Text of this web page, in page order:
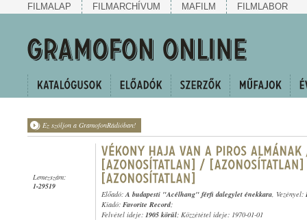
FILMALAP FILMARCHÍVUM MAFILM FILMLABOR
Ez szóljon a GramofonRádióban!
Lemezszám:
1-29519
Előadó:A budapesti "Acélhang" férfi dalegylet énekkara, Vezényel:
Kiadó: Favorite Record;
Felvétel ideje: 1905 körül; Közzététel ideje: 1970-01-01